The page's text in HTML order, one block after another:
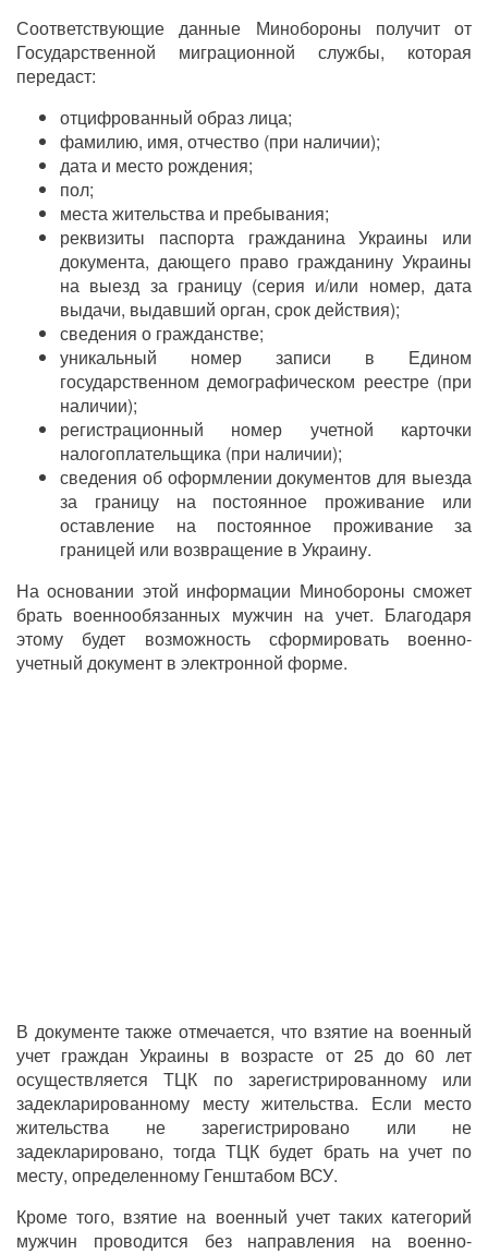
Соответствующие данные Минобороны получит от
Государственной миграционной службы, которая
передаст:
отцифрованный образ лица;
фамилию, имя, отчество (при наличии);
дата и место рождения;
пол;
места жительства и пребывания;
реквизиты паспорта гражданина Украины или
документа, дающего право гражданину Украины
на выезд за границу (серия и/или номер, дата
выдачи, выдавший орган, срок действия);
сведения о гражданстве;
уникальный номер записи в Едином
государственном демографическом реестре (при
наличии);
регистрационный номер учетной карточки
налогоплательщика (при наличии);
сведения об оформлении документов для выезда
за границу на постоянное проживание или
оставление на постоянное проживание за
границей или возвращение в Украину.
На основании этой информации Минобороны сможет
брать военнообязанных мужчин на учет. Благодаря
этому будет возможность сформировать военно-
учетный документ в электронной форме.
В документе также отмечается, что взятие на военный
учет граждан Украины в возрасте от 25 до 60 лет
осуществляется ТЦК по зарегистрированному или
задекларированному месту жительства. Если место
жительства не зарегистрировано или не
задекларировано, тогда ТЦК будет брать на учет по
месту, определенному Генштабом ВСУ.
Кроме того, взятие на военный учет таких категорий
мужчин проводится без направления на военно-